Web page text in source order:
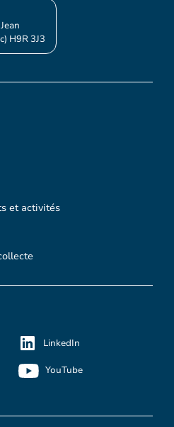
et activités
H9R 3J3
LinkedIn
YouTube